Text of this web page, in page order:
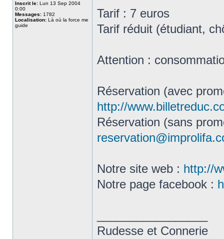
Inscrit le: Lun 13 Sep 2004
0:00
Messages: 1782
Localisation: Là où la force me
guide
Tarif : 7 euros
Tarif réduit (étudiant,
Attention :
Réservation (avec
http://
Réservation (sans
Notre site web : http://
Notre page facebook :
Rudesse et Connerie